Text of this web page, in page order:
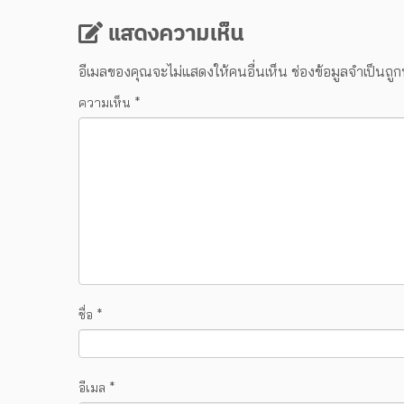
แสดงความเห็น
อีเมลของคุณจะไม่แสดงให้คนอื่นเห็น ช่องข้อมูลจำเป็นถู
ความเห็น *
ชื่อ *
อีเมล *